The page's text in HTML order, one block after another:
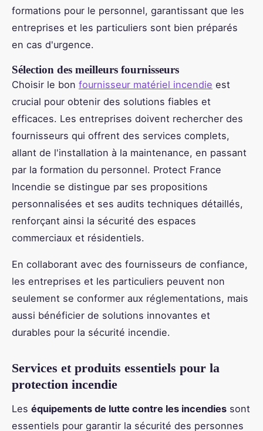
formations pour le personnel, garantissant que les
entreprises et les particuliers sont bien préparés
en cas d'urgence.
Sélection des meilleurs fournisseurs
Choisir le bon fournisseur matériel incendie est
crucial pour obtenir des solutions fiables et
efficaces. Les entreprises doivent rechercher des
fournisseurs qui offrent des services complets,
allant de l'installation à la maintenance, en passant
par la formation du personnel. Protect France
Incendie se distingue par ses propositions
personnalisées et ses audits techniques détaillés,
renforçant ainsi la sécurité des espaces
commerciaux et résidentiels.
En collaborant avec des fournisseurs de confiance,
les entreprises et les particuliers peuvent non
seulement se conformer aux réglementations, mais
aussi bénéficier de solutions innovantes et
durables pour la sécurité incendie.
Services et produits essentiels pour la
protection incendie
Les équipements de lutte contre les incendies sont
essentiels pour garantir la sécurité des personnes